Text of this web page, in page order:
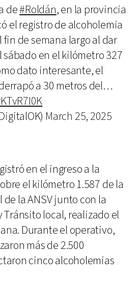
de#Roldán, en la provincia
el registro de alcoholemia
de semana largo al dar
sábado en el kilómetro 327
dato interesante, el
a 30 metros del…
March 25, 2025
en el ingreso a la
el kilómetro 1.587 de la
la ANSV junto con la
local, realizado el
Durante el operativo,
más de 2.500
cinco alcoholemias